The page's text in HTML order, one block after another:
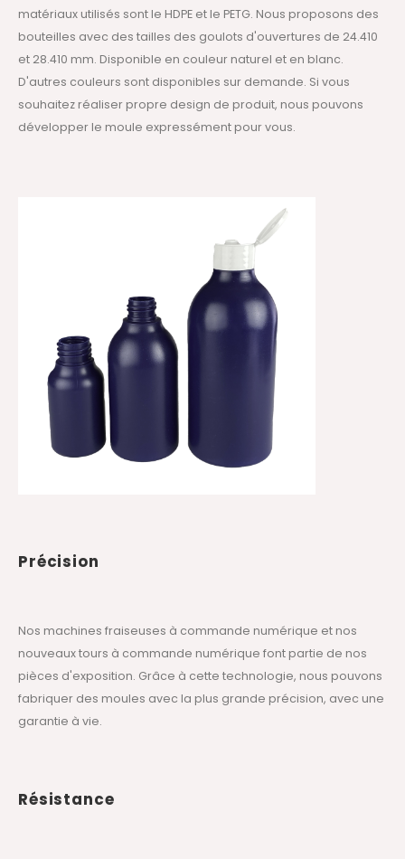
matériaux utilisés sont le HDPE et le PETG. Nous proposons des
bouteilles avec des tailles des goulots d'ouvertures de 24.410
et 28.410 mm. Disponible en couleur naturel et en blanc.
D'autres couleurs sont disponibles sur demande. Si vous
souhaitez réaliser propre design de produit, nous pouvons
développer le moule expressément pour vous.
Précision
Nos machines fraiseuses à commande numérique et nos
nouveaux tours à commande numérique font partie de nos
pièces d'exposition. Grâce à cette technologie, nous pouvons
fabriquer des moules avec la plus grande précision, avec une
garantie à vie.
Résistance